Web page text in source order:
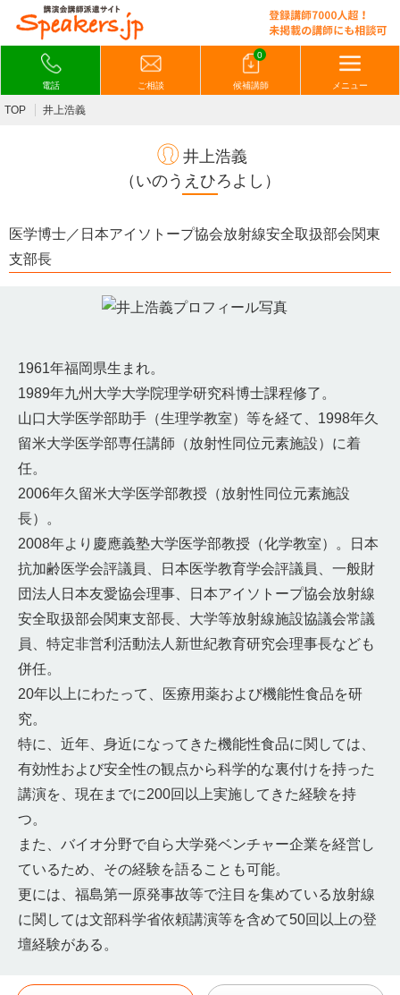
電話 ご相談
0
候補講師 メニュー
TOP 井上浩義
井上浩義
（いのうえひろよし）
医学博士／日本アイソトープ協会放射線安全取扱部会関東
支部長
1961年福岡県生まれ。
1989年九州大学大学院理学研究科博士課程修了。
山口大学医学部助手（生理学教室）等を経て、1998年久
留米大学医学部専任講師（放射性同位元素施設）に着
任。
2006年久留米大学医学部教授（放射性同位元素施設
長）。
2008年より慶應義塾大学医学部教授（化学教室）。日本
抗加齢医学会評議員、日本医学教育学会評議員、一般財
団法人日本友愛協会理事、日本アイソトープ協会放射線
安全取扱部会関東支部長、大学等放射線施設協議会常議
員、特定非営利活動法人新世紀教育研究会理事長なども
併任。
20年以上にわたって、医療用薬および機能性食品を研
究。
特に、近年、身近になってきた機能性食品に関しては、
有効性および安全性の観点から科学的な裏付けを持った
講演を、現在までに200回以上実施してきた経験を持
つ。
また、バイオ分野で自ら大学発ベンチャー企業を経営し
ているため、その経験を語ることも可能。
更には、福島第一原発事故等で注目を集めている放射線
に関しては文部科学省依頼講演等を含めて50回以上の登
壇経験がある。